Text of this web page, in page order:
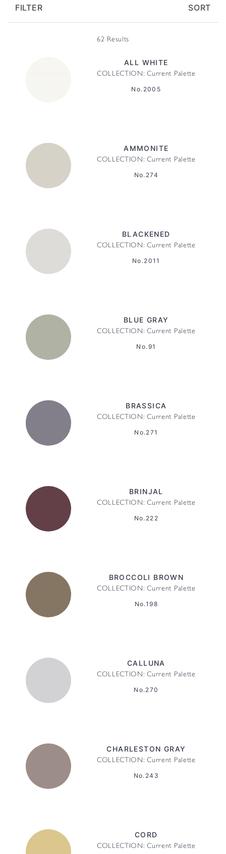
FILTER SORT
62 Results
ALL WHITE
COLLECTION: Current Palette
No.2005
AMMONITE
COLLECTION: Current Palette
No.274
BLACKENED
COLLECTION: Current Palette
No.2011
BLUE GRAY
COLLECTION: Current Palette
No.91
BRASSICA
COLLECTION: Current Palette
No.271
BRINJAL
COLLECTION: Current Palette
No.222
BROCCOLI BROWN
COLLECTION: Current Palette
No.198
CALLUNA
COLLECTION: Current Palette
No.270
CHARLESTON GRAY
COLLECTION: Current Palette
No.243
CORD
COLLECTION: Current Palette